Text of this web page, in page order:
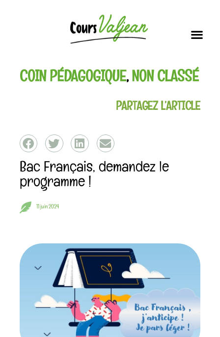
COIN PÉDAGOGIQUE, NON CLASSÉ
PARTAGEZ L’ARTICLE
Bac Français, demandez le
programme !
11 juin 2024